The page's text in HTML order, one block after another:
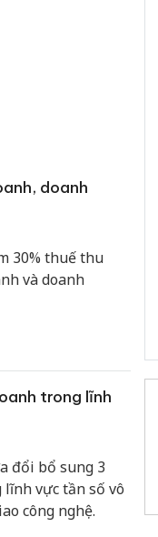
doanh
30% thuế thu
và doanh
trong lĩnh
đổi bổ sung 3
vực tần số vô
công nghệ.
bán yến sào giả
hại trong vụ án buôn
bán bình sữa
Moyuum giả